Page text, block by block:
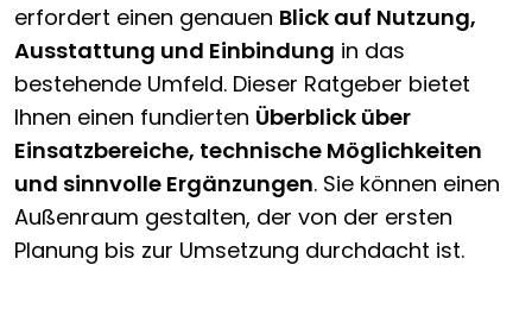
erfordert einen genauen Blick auf Nutzung,
Ausstattung und Einbindung in das
bestehende Umfeld. Dieser Ratgeber bietet
Ihnen einen fundierten Überblick über
Einsatzbereiche, technische Möglichkeiten
und sinnvolle Ergänzungen. Sie können einen
Außenraum gestalten, der von der ersten
Planung bis zur Umsetzung durchdacht ist.